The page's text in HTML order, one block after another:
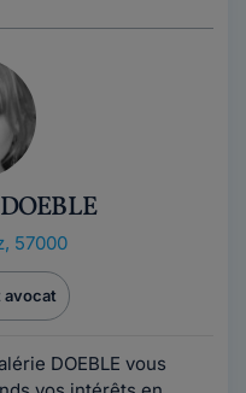
57000
avocat
DOEBLE vous